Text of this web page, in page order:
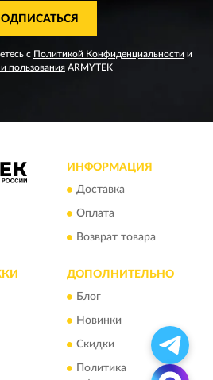
с Политикой Конфиденциальности и
пользования ARMYTEK
ИНФОРМАЦИЯ
Доставка
Оплата
Возврат товара
ДОПОЛНИТЕЛЬНО
Блог
Новинки
Скидки
Политика